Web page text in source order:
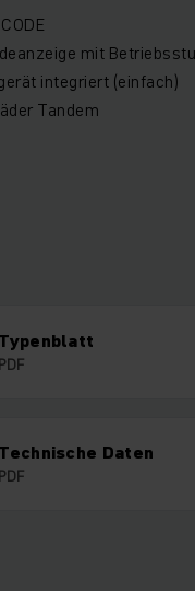
mit
integriert (einfach)
Tandem
Typenblatt
PDF
Technische Daten
PDF